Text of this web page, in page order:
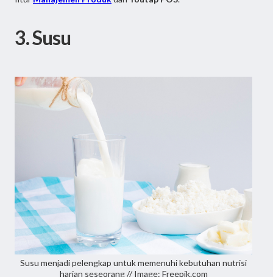
3. Susu
Susu menjadi pelengkap untuk memenuhi kebutuhan nutrisi
harian seseorang // Image: Freepik.com